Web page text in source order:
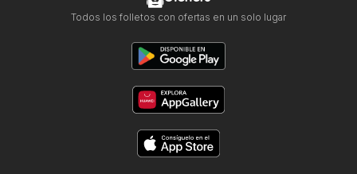
Todos los folletos con ofertas en un solo lugar